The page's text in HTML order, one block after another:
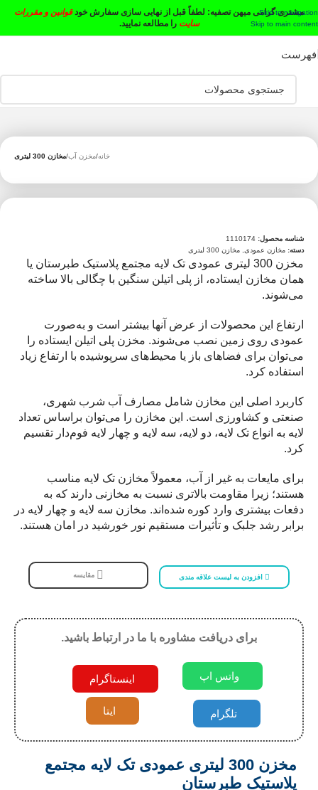
Skip to navigation
Skip to main content
مشتری گرامی میهن تصفیه: لطفاً قبل از نهایی سازی سفارش خودقوانین و مقررات
سایت را مطالعه نمایید.
فهرست
خانه مخزن آب مخازن 300 لیتری
شناسه محصول: 1110174
دسته: مخازن عمودی مخازن 300 لیتری
مخزن 300 لیتری عمودی تک لایه مجتمع پلاستیک طبرستان یا
همان مخازن ایستاده، از پلی اتیلن سنگین با چگالی بالا ساخته
می‌شوند.
ارتفاع این محصولات از عرض آنها بیشتر است و به‌صورت
عمودی روی زمین نصب می‌شوند. مخزن پلی اتیلن ایستاده را
می‌توان برای فضاهای باز یا محیط‌های سرپوشیده با ارتفاع زیاد
استفاده کرد.
کاربرد اصلی این مخازن شامل مصارف آب شرب شهری،
صنعتی و کشاورزی است. این مخازن را می‌توان براساس تعداد
لایه به انواع تک لایه، دو لایه، سه لایه و چهار لایه فوم‌دار تقسیم
کرد.
برای مایعات به غیر از آب، معمولاً مخازن تک لایه مناسب
هستند؛ زیرا مقاومت بالاتری نسبت به مخازنی دارند که به
دفعات بیشتری وارد کوره شده‌اند. مخازن سه لایه و چهار لایه در
برابر رشد جلبک و تأثیرات مستقیم نور خورشید در امان هستند.
افزودن به لیست علاقه مندی مقایسه
برای دریافت مشاوره با ما در ارتباط باشید.
واتس اپ اینستاگرام
تلگرام ایتا
مخزن 300 لیتری عمودی تک لایه مجتمع
پلاستیک طبرستان